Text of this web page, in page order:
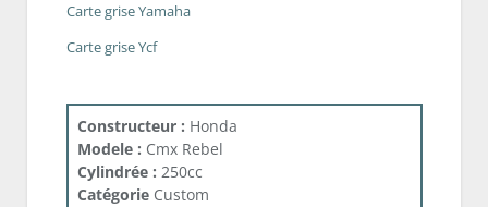
Carte grise Yamaha
Carte grise Ycf
Constructeur : Honda
Modele : Cmx Rebel
Cylindrée : 250cc
Catégorie Custom